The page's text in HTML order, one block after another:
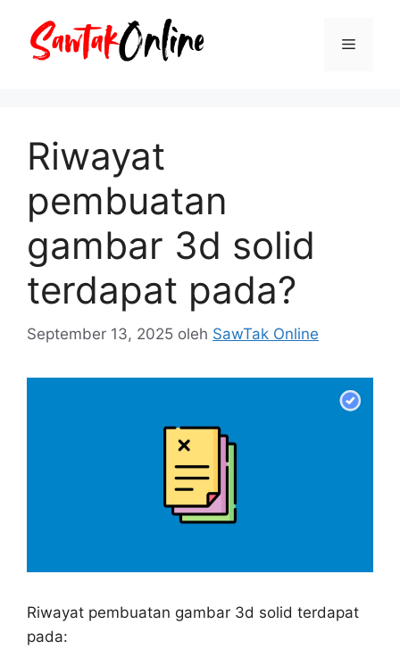
Menu
Riwayat
pembuatan
gambar 3d solid
terdapat pada?
September 13, 2025 oleh SawTak Online
Riwayat pembuatan gambar 3d solid terdapat
pada: